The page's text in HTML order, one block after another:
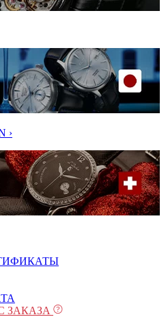
›
ЗАКАЗА